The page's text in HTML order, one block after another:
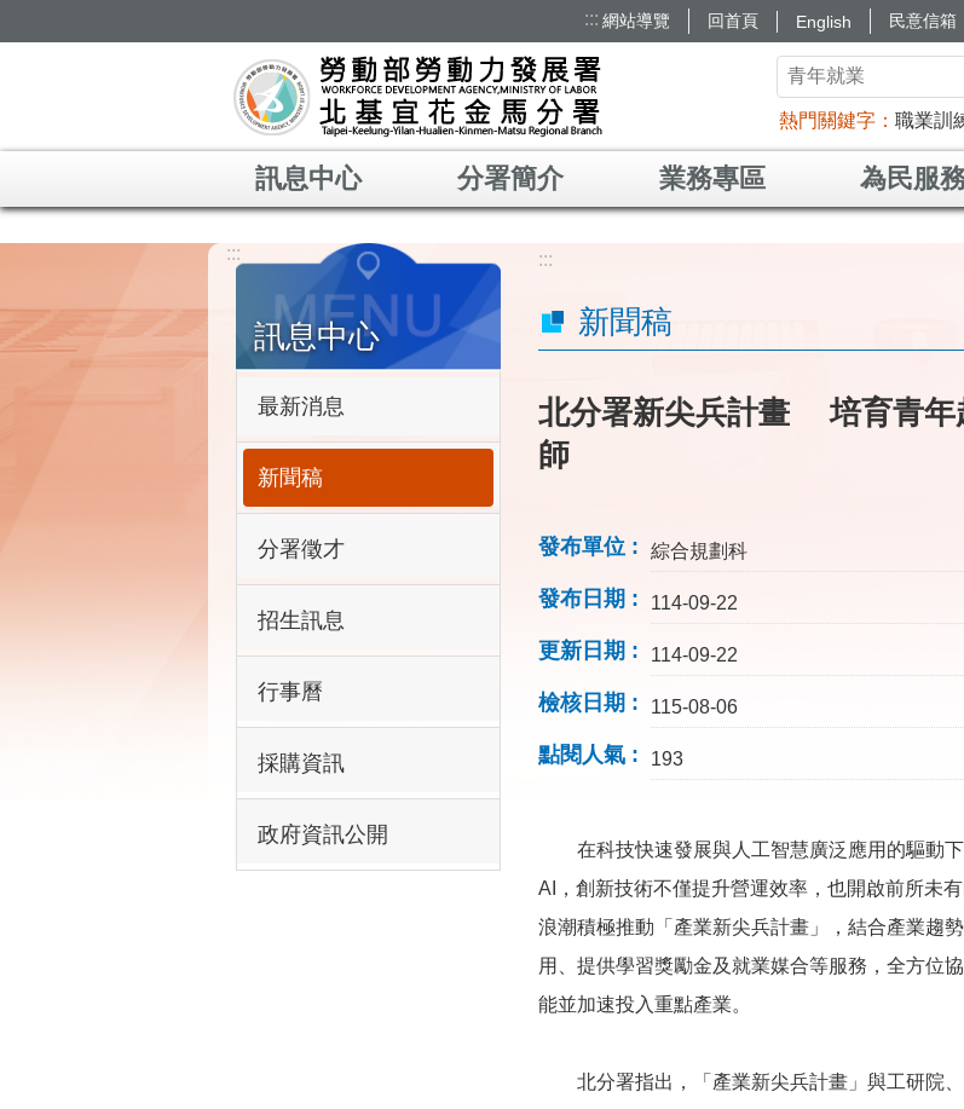
::: 網站導覽 回首頁 English 民意信箱
熱門關鍵字 職業訓
訊息中心 分署簡介 業務專區 為民服
:::
訊息中心
最新消息
新聞稿
分署徵才
招生訊息
行事曆
採購資訊
政府資訊公開
:::
新聞稿
北分署新尖兵計畫 培育青年
師
發布單位 綜合規劃科
發布日期 114-09-22
更新日期 114-09-22
檢核日期 115-08-06
點閱人氣 193
在科技快速發展與人工智慧廣泛應用的驅動下
AI，創新技術不僅提升營運效率，也開啟前所未
浪潮積極推動「產業新尖兵計畫」，結合產業趨
用、提供學習獎勵金及就業媒合等服務，全方位
能並加速投入重點產業。
北分署指出，「產業新尖兵計畫」與工研院、